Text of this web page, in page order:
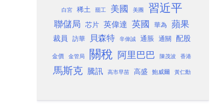
白宮 稀土 罷工 美國 美團 習近平
聯儲局 芯片 英偉達 英國 華為 蘋果
裁員 訪華 貝森特 辛偉誠 通脹 通關 配股
金價 金管局 關稅 阿里巴巴 陳茂波 香港
馬斯克 騰訊 高市早苗 高盛 鮑威爾 黃仁勳